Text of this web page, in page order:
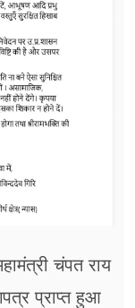
चंपत राय
प्राप्त हुआ